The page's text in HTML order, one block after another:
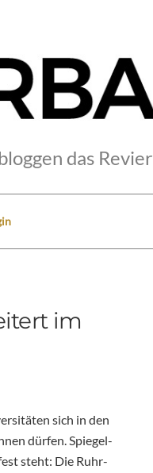
das Revier
im
sich in den
dürfen. Spiegel-
steht: Die Ruhr-